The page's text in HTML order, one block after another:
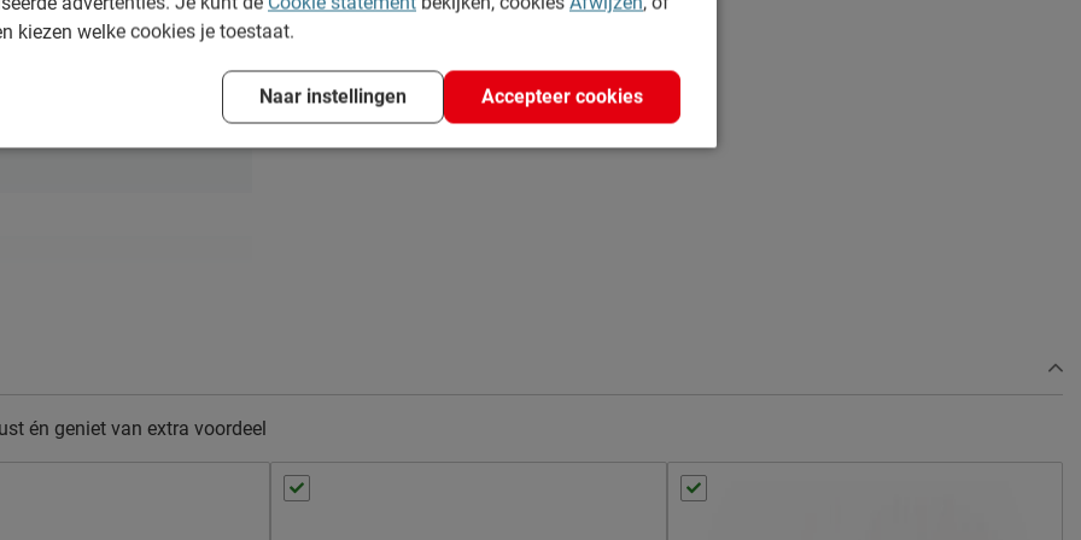
én geniet van extra voordeel
kiezen welke cookies je toestaat.
Naar instellingen Accepteer cookies